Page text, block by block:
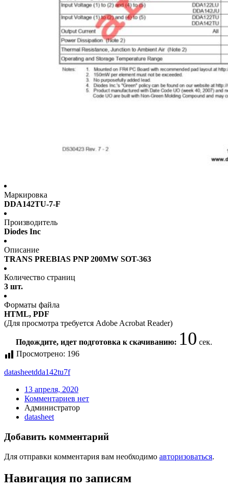
Маркировка
DDA142TU-7-F
Производитель
Diodes Inc
Описание
TRANS PREBIAS PNP 200MW SOT-363
Количество страниц
3 шт.
Форматы файла
HTML, PDF
(Для просмотра требуется Adobe Acrobat Reader)
Подождите, идет подготовка к скачиванию:9сек.
Просмотрено: 196
datasheetdda142tu7f
13 апреля, 2020
Комментариев нет
Администратор
datasheet
Добавить комментарий
Для отправки комментария вам необходимо авторизоваться.
Навигация по записям